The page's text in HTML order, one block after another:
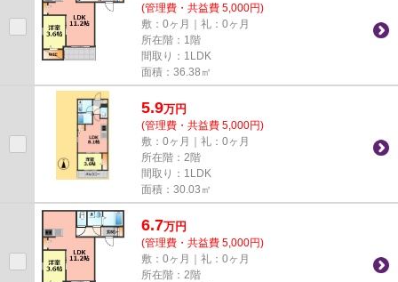
(管理費・共益費 5,000円)
敷：0ヶ月｜礼：0ヶ月
所在階：1階
間取り：1LDK
面積：36.38㎡
5.9万円
(管理費・共益費 5,000円)
敷：0ヶ月｜礼：0ヶ月
所在階：2階
間取り：1LDK
面積：30.03㎡
6.7万円
(管理費・共益費 5,000円)
敷：0ヶ月｜礼：0ヶ月
所在階：2階